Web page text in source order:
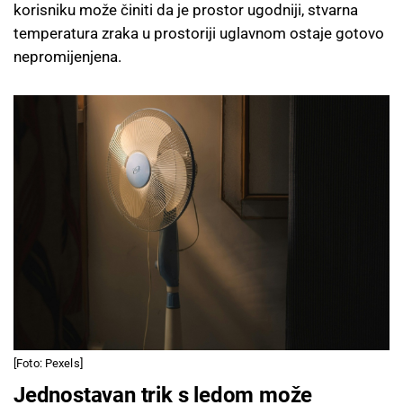
korisniku može činiti da je prostor ugodniji, stvarna
temperatura zraka u prostoriji uglavnom ostaje gotovo
nepromijenjena.
[Foto: Pexels]
Jednostavan trik s ledom može